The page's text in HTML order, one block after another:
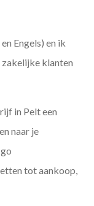
Engels) en ik
klanten
in Pelt een
naar je
tot aankoop,